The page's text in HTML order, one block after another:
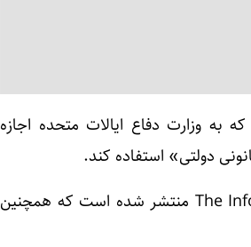
به وزارت دفاع ایالات متحده اجازه
دولتی» استفاده کند.
به نقل از ایسنا، این خبر طبق گزارشی از پایگاه The Information منتشر شده است که همچنین